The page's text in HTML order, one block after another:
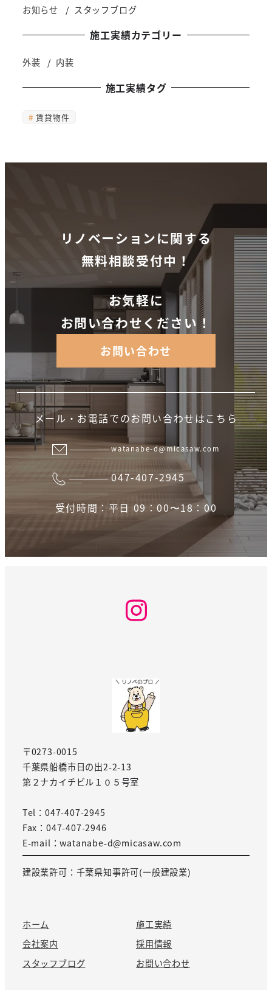
お知らせ スタッフブログ
施工実績カテゴリー
外装 内装
施工実績タグ
賃貸物件
リノベーションに関する
無料相談受付中！
お気軽に
お問い合わせください！
お問い合わせ
メール・お電話でのお問い合わせはこちら
watanabe-d@micasaw.com
047-407-2945
受付時間：平日 09：00〜18：00
Instagram
〒0273-0015
千葉県船橋市日の出2-2-13
第２ナカイチビル１０５号室
Tel：047-407-2945
Fax：047-407-2946
E-mail：watanabe-d@micasaw.com
建設業許可：千葉県知事許可(一般建設業)
ホーム
施工実績
会社案内
採用情報
スタッフブログ
お問い合わせ